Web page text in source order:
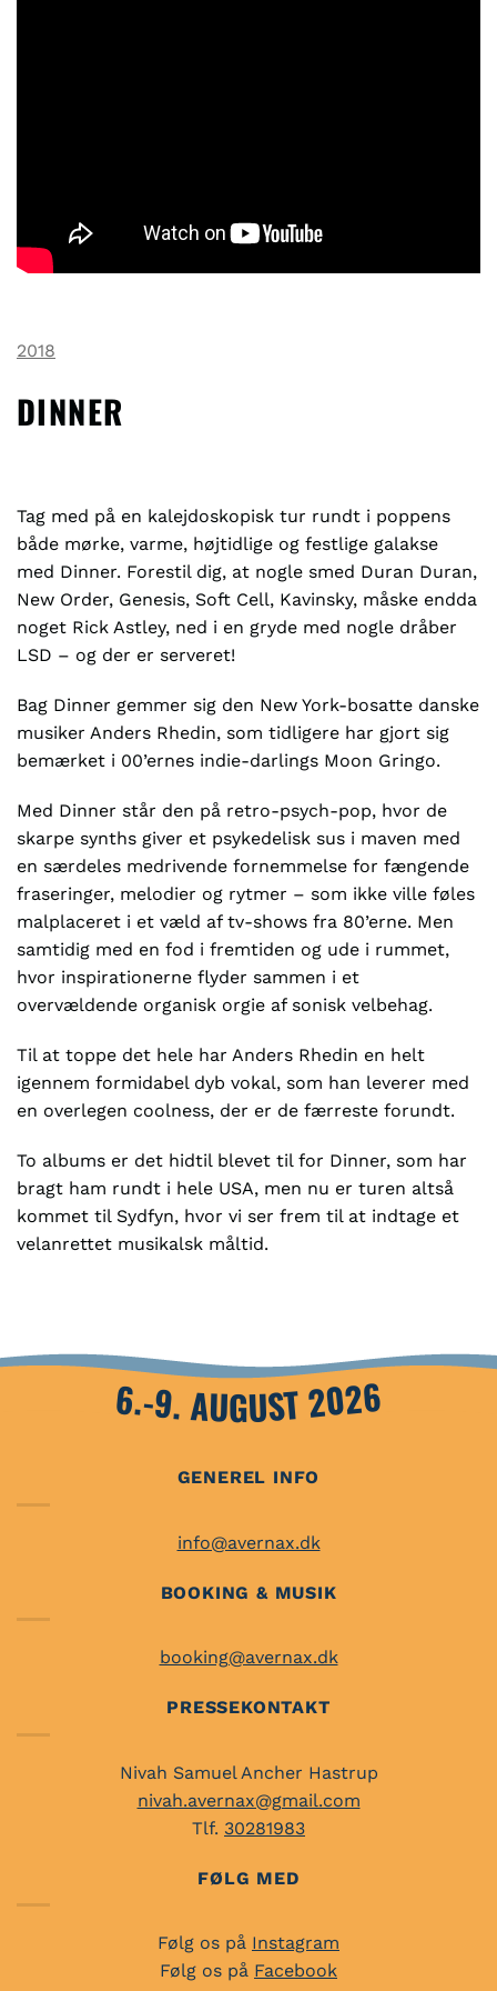
2018
DINNER
Tag med på en kalejdoskopisk tur rundt i poppens
både mørke, varme, højtidlige og festlige galakse
med Dinner. Forestil dig, at nogle smed Duran Duran,
New Order, Genesis, Soft Cell, Kavinsky, måske endda
noget Rick Astley, ned i en gryde med nogle dråber
LSD – og der er serveret!
Bag Dinner gemmer sig den New York-bosatte danske
musiker Anders Rhedin, som tidligere har gjort sig
bemærket i 00’ernes indie-darlings Moon Gringo.
Med Dinner står den på retro-psych-pop, hvor de
skarpe synths giver et psykedelisk sus i maven med
en særdeles medrivende fornemmelse for fængende
fraseringer, melodier og rytmer – som ikke ville føles
malplaceret i et væld af tv-shows fra 80’erne. Men
samtidig med en fod i fremtiden og ude i rummet,
hvor inspirationerne flyder sammen i et
overvældende organisk orgie af sonisk velbehag.
Til at toppe det hele har Anders Rhedin en helt
igennem formidabel dyb vokal, som han leverer med
en overlegen coolness, der er de færreste forundt.
To albums er det hidtil blevet til for Dinner, som har
bragt ham rundt i hele USA, men nu er turen altså
kommet til Sydfyn, hvor vi ser frem til at indtage et
velanrettet musikalsk måltid.
6.-9. AUGUST 2026
GENEREL INFO
info@avernax.dk
BOOKING & MUSIK
booking@avernax.dk
PRESSEKONTAKT
Nivah Samuel Ancher Hastrup
nivah.avernax@gmail.com
Tlf. 30281983
FØLG MED
Følg os på Instagram
Følg os på Facebook